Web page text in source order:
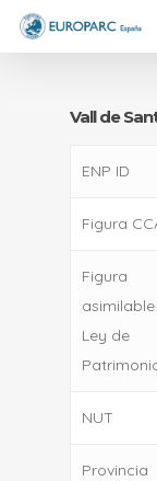
Skip
Vall de
ENP ID
Figura
Figura
asimilable
Ley de
NUT
Provincia